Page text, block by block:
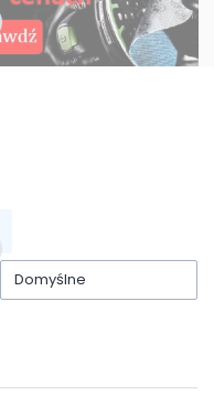
Domyślne